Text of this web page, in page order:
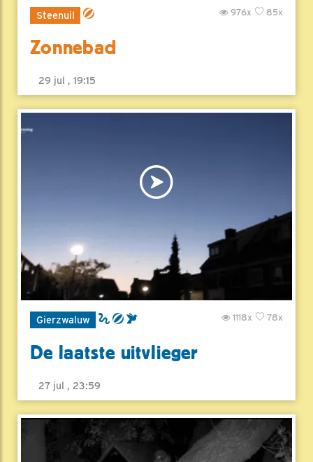
Steenuil 85x
976x
Zonnebad
29 jul , 19:15
Gierzwaluw 78x
1118x
De laatste uitvlieger
27 jul , 23:59